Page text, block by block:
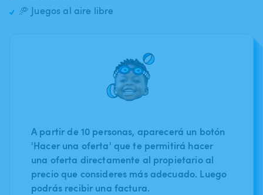
🥏 Juegos al aire libre
A partir de 10 personas, aparecerá un botón
'Hacer una oferta' que te permitirá hacer
una oferta directamente al propietario al
precio que consideres más adecuado. Luego
podrás recibir una factura.